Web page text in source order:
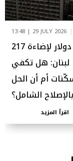
13:48 | 29 JULY 2026
217 مليون دولار لإضاءة
لبنان: هل تكفي
أم أن الحل
بالإصلاح الشامل؟
اقرأ المزيد